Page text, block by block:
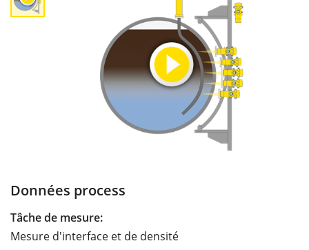
Données process
Tâche de mesure:
Mesure d'interface et de densité